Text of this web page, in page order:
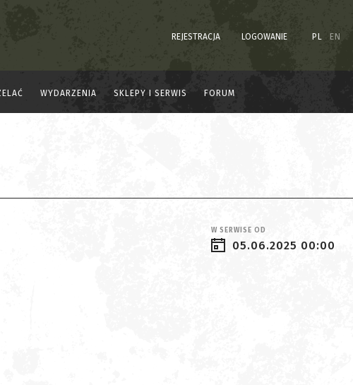
REJESTRACJA LOGOWANIE PL EN
WYDARZENIA SKLEPY I SERWIS FORUM
W SERWISE OD
05.06.2025 00:00